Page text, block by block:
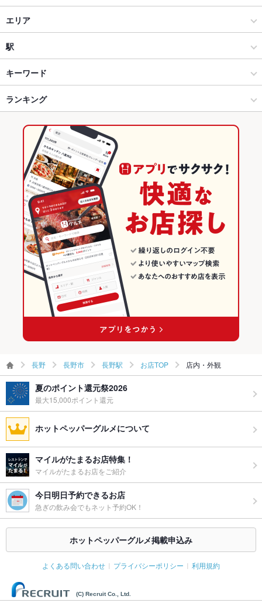
和彩料理 花凛
居酒屋
和風
長野市 × 居酒屋
長野市 × 和風
長野駅 × 居酒屋
長野駅 × 和風
和食全般
長野市 × 和食
長野市 × 和食全般
長野駅 × 和食
長野駅 × 和食全般
エリア
長野駅
長野駅 × 居酒屋
長野駅 × 和風
長野駅 × 和食
長野駅 × 和食全般
長野 × 居酒屋
長野 × 和風
長野 × 和食
長野 × 和食全般
駅
市役所前駅
長野駅
キーワード
からあげ
ランキング
長野のグルメランキング
長野の居酒屋ランキング
長野市のグルメランキング
長野市の居酒屋ランキング
長野駅のグルメランキング
長野駅の居酒屋ランキング
長野 長野市 長野駅 お店TOP 店内・外観
夏のポイント還元祭2026
最大15,000ポイント還元
ホットペッパーグルメについて
マイルがたまるお店特集！
マイルがたまるお店をご紹介
今日明日予約できるお店
急ぎの飲み会でもネット予約OK！
ホットペッパーグルメ掲載申込み
よくある問い合わせ プライバシーポリシー 利用規約
(C) Recruit Co., Ltd.